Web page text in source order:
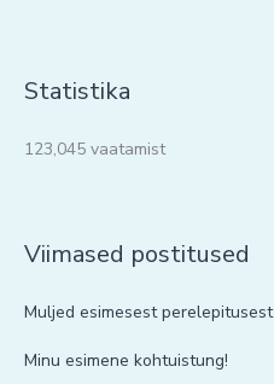
Statistika
123,045 vaatamist
Viimased postitused
Muljed esimesest perelepitusest
Minu esimene kohtuistung!